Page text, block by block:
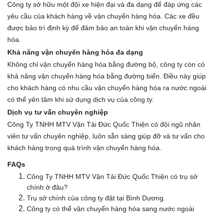
Công ty sở hữu một đội xe hiện đại và đa dạng để đáp ứng các
yêu cầu của khách hàng về vận chuyển hàng hóa. Các xe đều
được bảo trì định kỳ để đảm bảo an toàn khi vận chuyển hàng
hóa.
Khả năng vận chuyển hàng hóa đa dạng
Không chỉ vận chuyển hàng hóa bằng đường bộ, công ty còn có
khả năng vận chuyển hàng hóa bằng đường biển. Điều này giúp
cho khách hàng có nhu cầu vận chuyển hàng hóa ra nước ngoài
có thể yên tâm khi sử dụng dịch vụ của công ty.
Dịch vụ tư vấn chuyên nghiệp
Công Ty TNHH MTV Vận Tải Đức Quốc Thiện có đội ngũ nhân
viên tư vấn chuyên nghiệp, luôn sẵn sàng giúp đỡ và tư vấn cho
khách hàng trong quá trình vận chuyển hàng hóa.
FAQs
Công Ty TNHH MTV Vận Tải Đức Quốc Thiện có trụ sở
chính ở đâu?
Trụ sở chính của công ty đặt tại Bình Dương.
Công ty có thể vận chuyển hàng hóa sang nước ngoài